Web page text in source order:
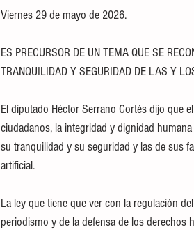
Viernes 29 de mayo de 2026.
ES PRECURSOR DE UN TEMA QUE SE
TRANQUILIDAD Y SEGURIDAD DE LAS Y
El diputado Héctor Serrano Cortés dijo que
ciudadanos, la integridad y dignidad
su tranquilidad y su seguridad y las de sus
artificial.
La ley que tiene que ver con la regulación
periodismo y de la defensa de los